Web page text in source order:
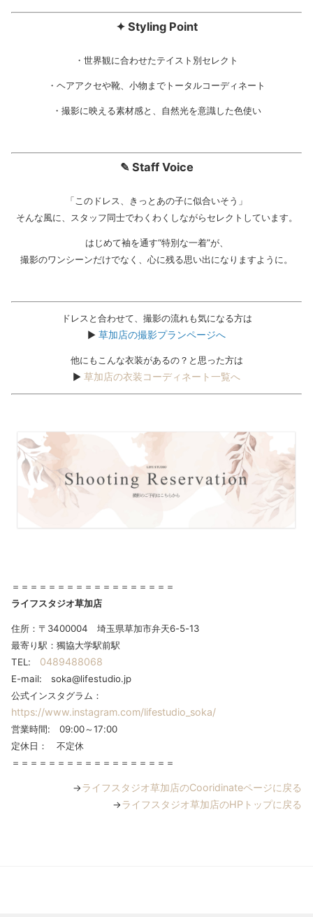
✦ Styling Point
・世界観に合わせたテイスト別セレクト
・ヘアアクセや靴、小物までトータルコーディネート
・撮影に映える素材感と、自然光を意識した色使い
✎ Staff Voice
「このドレス、きっとあの子に似合いそう」
そんな風に、スタッフ同士でわくわくしながらセレクトしています。
はじめて袖を通す“特別な一着”が、
撮影のワンシーンだけでなく、心に残る思い出になりますように。
ドレスと合わせて、撮影の流れも気になる方は
▶︎ 草加店の撮影プランページへ
他にもこんな衣装があるの？と思った方は
▶︎ 草加店の衣装コーディネート一覧へ
＝＝＝＝＝＝＝＝＝＝＝＝＝＝＝＝＝＝
ライフスタジオ草加店
住所：〒3400004 埼玉県草加市弁天6-5-13
最寄り駅：獨協大学駅前駅
TEL: 0489488068
E-mail: soka@lifestudio.jp
公式インスタグラム：
https://www.instagram.com/lifestudio_soka/
営業時間: 09:00～17:00
定休日： 不定休
＝＝＝＝＝＝＝＝＝＝＝＝＝＝＝＝＝＝
→ライフスタジオ草加店のCooridinateページに戻る
→ライフスタジオ草加店のHPトップに戻る